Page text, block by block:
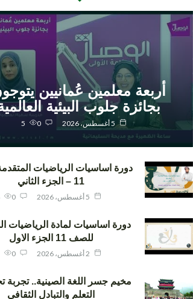
أربعة معلمين عُمانيين
بجائزة جلوب البيئية
0
دورة اساسيات الرياضيات
11 – الجزء الثاني
0
دورة اساسيات لمادة الرياضيات
للصف 11 الجزء الاول
0
مخيم جسر اللغة الصينية.. تجربة
التعلم والتبادل الثقافي